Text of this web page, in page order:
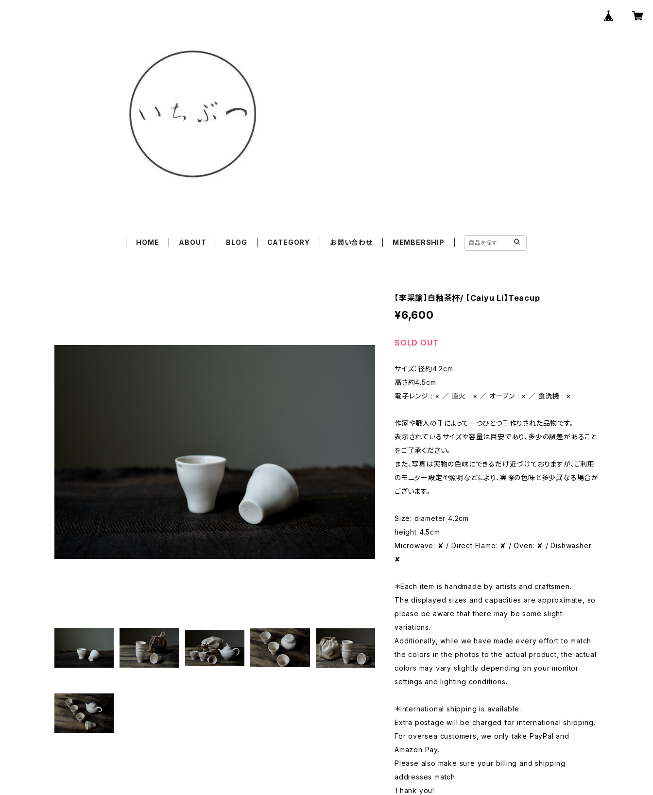
HOME ABOUT BLOG CATEGORY お問い合わせ MEMBERSHIP
【李采諭】白釉茶杯/ 【Caiyu Li】Teacup
¥6,600
SOLD OUT
サイズ：径約4.2cm
高さ約4.5cm
電子レンジ : × ／ 直火 : × ／ オーブン : × ／ 食洗機 : ×
作家や職人の手によって一つひとつ手作りされた品物です。
表示されているサイズや容量は目安であり、多少の誤差があること
をご了承ください。
また、写真は実物の色味にできるだけ近づけておりますが、ご利用
のモニター設定や照明などにより、実際の色味と多少異なる場合が
ございます。
Size: diameter 4.2cm
height 4.5cm
Microwave: ✘ / Direct Flame: ✘ / Oven: ✘ / Dishwasher:
✘
＊Each item is handmade by artists and craftsmen.
The displayed sizes and capacities are approximate, so
please be aware that there may be some slight
variations.
Additionally, while we have made every effort to match
the colors in the photos to the actual product, the actual
colors may vary slightly depending on your monitor
settings and lighting conditions.
＊International shipping is available.
Extra postage will be charged for international shipping.
For oversea customers, we only take PayPal and
Amazon Pay.
Please also make sure your billing and shipping
addresses match.
Thank you!